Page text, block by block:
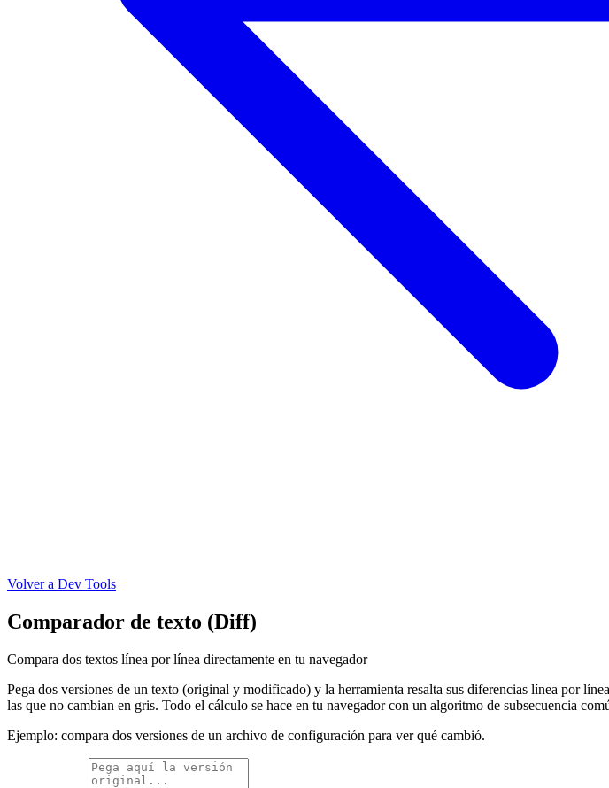
Volver a Dev Tools
Comparador de texto (Diff)
Compara dos textos línea por línea directamente en tu navegador
Pega dos versiones de un texto (original y modificado) y la herramienta resalta sus diferencias línea por
las que no cambian en gris. Todo el cálculo se hace en tu navegador con un algoritmo de subsecuencia
Ejemplo: compara dos versiones de un archivo de configuración para ver qué cambió.